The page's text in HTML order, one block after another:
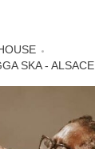
SKA - ALSACE